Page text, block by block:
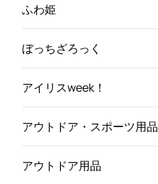
ふわ姫
ぼっちざろっく
アイリスweek！
アウトドア・スポーツ用品
アウトドア用品